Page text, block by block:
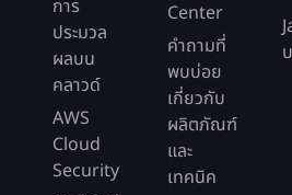
การ
ประมวล
ผลบน
คลาวด์
AWS
Cloud
Security
Center
คำถามที่
พบบ่อย
เกี่ยวกับ
ผลิตภัณฑ์
และ
เทคนิค